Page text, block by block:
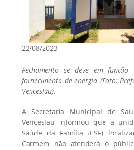
22/08/2023
Fechamento se deve em
fornecimento de energia (Foto:
Venceslau).
A Secretaria Municipal de
Venceslau informou que a
Saúde da Família (ESF)
Carmem não atenderá o